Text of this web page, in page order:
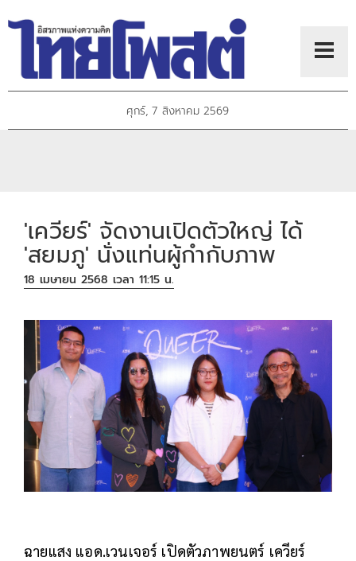
ศุกร์, 7 สิงหาคม 2569
'เควียร์' จัดงานเปิดตัวใหญ่ ได้
'สยมภู' นั่งแท่นผู้กำกับภาพ
18 เมษายน 2568 เวลา 11:15 น.
ฉายแสง แอด.เวนเจอร์ เปิดตัวภาพยนตร์ เควียร์